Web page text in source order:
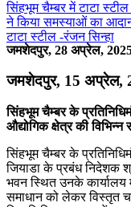
सिंहभूम चैम्बर में टाटा
ने किया समस्याओं का
टाटा स्टील -रंजन सिन्हा
जमशेदपुर, 28 अप्रेल,
जमशेदपुर, 15 अप्रेल,
सिंहभूम चैम्बर के
औद्योगिक क्षेत्र की
सिंहभूम चैम्बर के
जियाडा के प्रबंध निदेशक
भवन स्थित उनके
समाधान को लेकर विस्तृत